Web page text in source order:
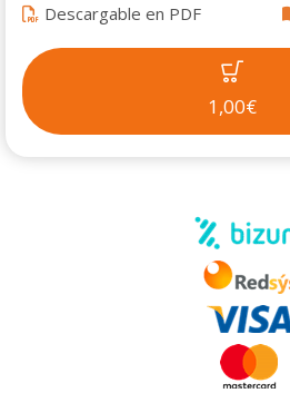
Descargable en PDF
1,00€